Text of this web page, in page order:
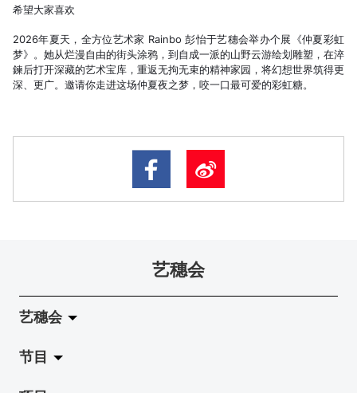
希望大家喜欢
2026年夏天，全方位艺术家 Rainbo 彭怡于艺穗会举办个展《仲夏彩虹
梦》。她从烂漫自由的街头涂鸦，到自成一派的山野云游绘划雕塑，在淬
鍊后打开深藏的艺术宝库，重返无拘无束的精神家园，将幻想世界筑得更
深、更广。邀请你走进这场仲夏夜之梦，咬一口最可爱的彩虹糖。
艺穗会
艺穗会
关于艺穗会
节目